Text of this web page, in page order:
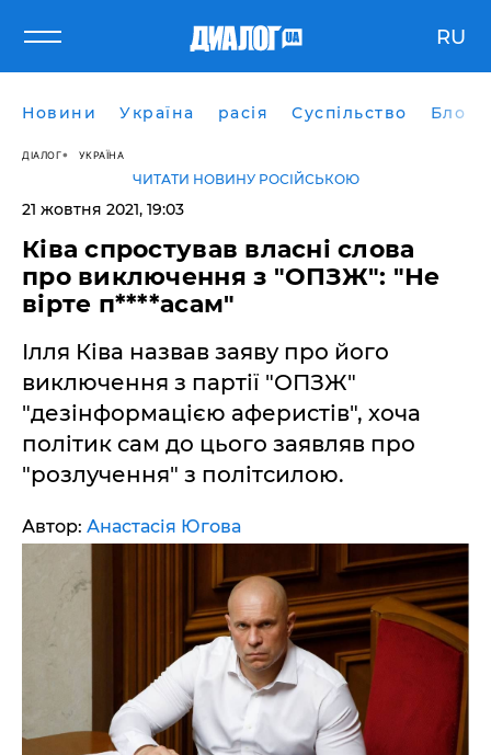
RU
Новини Україна расія Суспільство Блоги
ДІАЛОГ УКРАЇНА
ЧИТАТИ НОВИНУ РОСІЙСЬКОЮ
21 жовтня 2021, 19:03
Ківа спростував власні слова
про виключення з "ОПЗЖ": "Не
вірте п****асам"
Ілля Ківа назвав заяву про його
виключення з партії "ОПЗЖ"
"дезінформацією аферистів", хоча
політик сам до цього заявляв про
"розлучення" з політсилою.
Автор: Анастасія Югова